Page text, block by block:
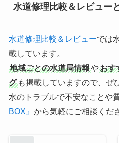
水道修理比較＆レビュー
水道修理比較＆レビューでは
載しています。
地域ごとの水道局情報やおす
グも掲載していますので、ぜ
水のトラブルで不安なことや
BOX』 から気軽にご相談くだ